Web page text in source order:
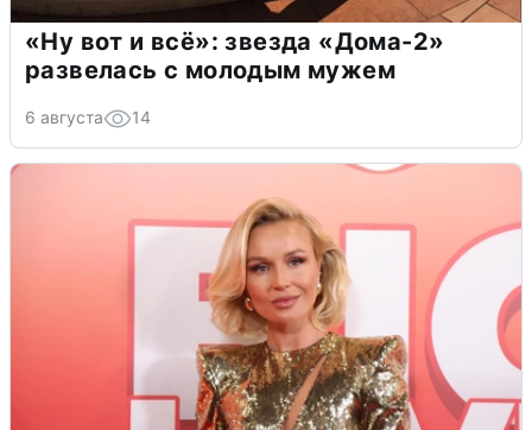
«Ну вот и всё»: звезда «Дома-2»
развелась с молодым мужем
6 августа 14